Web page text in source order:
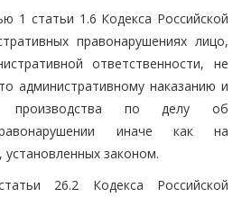
1 статьи 1.6 Кодекса Российской
правонарушениях лицо,
ответственности, не
административному наказанию и
производства по делу об
иначе как на
установленных законом.
26.2 Кодекса Российской